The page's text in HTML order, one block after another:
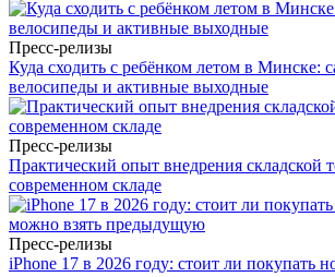
Пресс-релизы
Куда сходить с ребёнком летом в Минске:
велосипеды и активные выходные
Пресс-релизы
Практический опыт внедрения складской
современном складе
Пресс-релизы
iPhone 17 в 2026 году: стоит ли покупать